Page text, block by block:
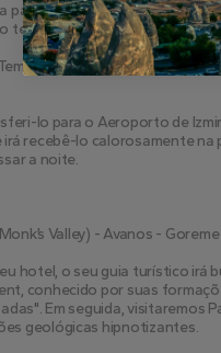
será a Casa da Virgem
tem profundo significado
de Artemis, uma das
lo para o Aeroporto de
recebê-lo calorosamente na
a noite.
Valley) - Avanos -
hotel, o seu guia turístico irá
conhecido por suas
Em seguida, visitaremos
geológicas hipnotizantes.